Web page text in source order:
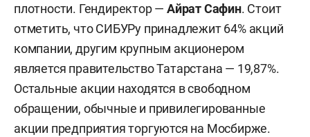
плотности. Гендиректор —Айрат Сафин. Стоит
отметить, что СИБУРу принадлежит 64% акций
компании, другим крупным акционером
является правительство Татарстана — 19,87%.
Остальные акции находятся в свободном
обращении, обычные и привилегированные
акции предприятия торгуются на Мосбирже.